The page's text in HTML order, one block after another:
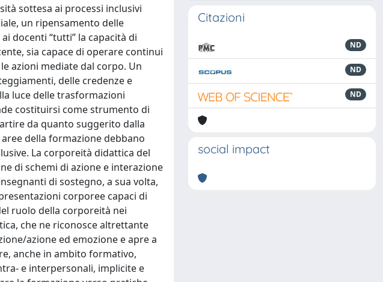
sottesa ai processi inclusivi
un ripensamento delle
docenti “tutti” la capacità di
sia capace di operare continui
azioni mediate dal corpo. Un
delle credenze e
luce delle trasformazioni
costituirsi come strumento di
da quanto suggerito dalla
della formazione debbano
La corporeità didattica del
di schemi di azione e interazione
di sostegno, a sua volta,
corporee capaci di
ruolo della corporeità nei
che ne riconosce altrettante
azione ed emozione e apre a
anche in ambito formativo,
e interpersonali, implicite e
Citazioni
ND
ND
ND
social impact